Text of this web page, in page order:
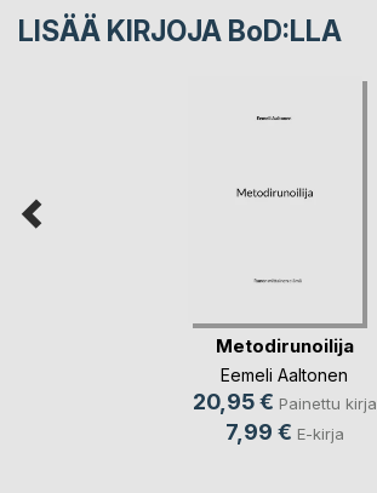
LISÄÄ KIRJOJA BoD:LLA
Metodirunoilija
Eemeli Aaltonen
20,95 € Painettu kirja
7,99 € E-kirja